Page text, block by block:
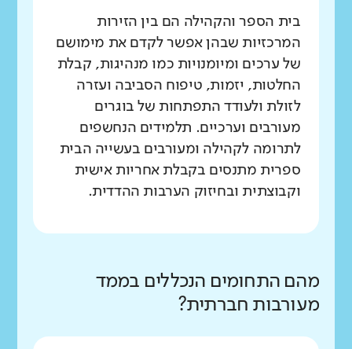
בית הספר והקהילה הם בין הזירות
המרכזיות שבהן אפשר לקדם את מימושם
של ערכים ומיומנויות כמו מנהיגות, קבלת
החלטות, יזמות, טיפוח הסביבה ועזרה
לזולת ולעודד התפתחות של בוגרים
מעורבים וערכיים. תלמידים הנחשפים
לתרומה לקהילה ומעורבים בעשייה הבית
ספרית מתנסים בקבלת אחריות אישית
וקבוצתית ובחיזוק הערבות ההדדית.
מהם התחומים הנכללים בממד
מעורבות חברתית?